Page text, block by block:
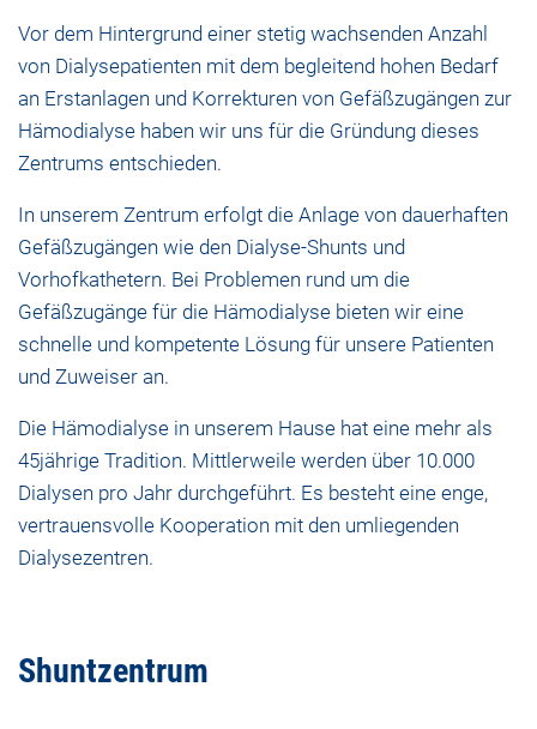
Vor dem Hintergrund einer stetig wachsenden Anzahl
von Dialysepatienten mit dem begleitend hohen Bedarf
an Erstanlagen und Korrekturen von Gefäßzugängen zur
Hämodialyse haben wir uns für die Gründung dieses
Zentrums entschieden.
In unserem Zentrum erfolgt die Anlage von dauerhaften
Gefäßzugängen wie den Dialyse-Shunts und
Vorhofkathetern. Bei Problemen rund um die
Gefäßzugänge für die Hämodialyse bieten wir eine
schnelle und kompetente Lösung für unsere Patienten
und Zuweiser an.
Die Hämodialyse in unserem Hause hat eine mehr als
45jährige Tradition. Mittlerweile werden über 10.000
Dialysen pro Jahr durchgeführt. Es besteht eine enge,
vertrauensvolle Kooperation mit den umliegenden
Dialysezentren.
Shuntzentrum